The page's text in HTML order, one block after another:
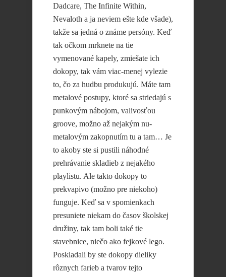
Dadcare, The Infinite Within,
Nevaloth a ja neviem ešte kde všade),
takže sa jedná o známe persóny. Keď
tak očkom mrknete na tie
vymenované kapely, zmiešate ich
dokopy, tak vám viac-menej vylezie
to, čo za hudbu produkujú. Máte tam
metalové postupy, ktoré sa striedajú s
punkovým nábojom, valivosťou
groove, možno až nejakým nu-
metalovým zakopnutím tu a tam… Je
to akoby ste si pustili náhodné
prehrávanie skladieb z nejakého
playlistu. Ale takto dokopy to
prekvapivo (možno pre niekoho)
funguje. Keď sa v spomienkach
presuniete niekam do časov školskej
družiny, tak tam boli také tie
stavebnice, niečo ako fejkové lego.
Poskladali by ste dokopy dieliky
rôznych farieb a tvarov tejto